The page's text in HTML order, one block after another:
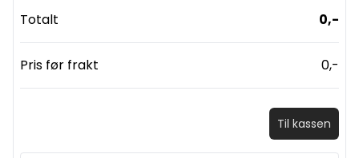
Totalt 0,-
Pris før frakt 0,-
Til kassen